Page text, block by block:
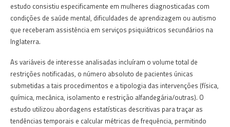
estudo consistiu especificamente em mulheres diagnosticadas com
condições de saúde mental, dificuldades de aprendizagem ou autismo
que receberam assistência em serviços psiquiátricos secundários na
Inglaterra.
As variáveis de interesse analisadas incluíram o volume total de
restrições notificadas, o número absoluto de pacientes únicas
submetidas a tais procedimentos e a tipologia das intervenções (física,
química, mecânica, isolamento e restrição alfandegária/outras). O
estudo utilizou abordagens estatísticas descritivas para traçar as
tendências temporais e calcular métricas de frequência, permitindo